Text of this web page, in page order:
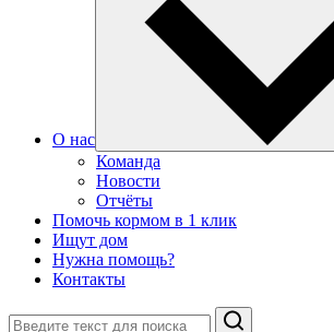
О нас
Команда
Новости
Отчёты
Помочь кормом в 1 клик
Ищут дом
Нужна помощь?
Контакты
Поиск